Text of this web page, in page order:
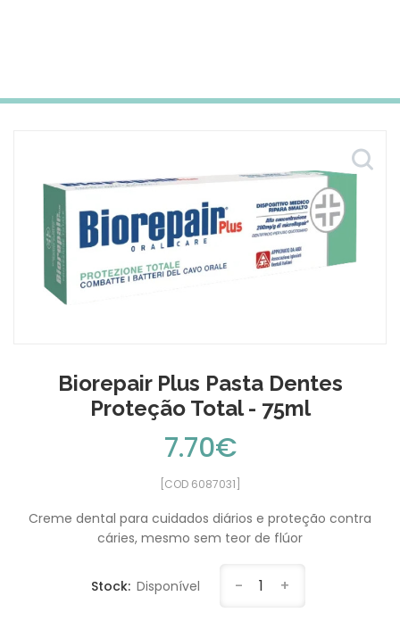
Biorepair Plus Pasta Dentes
Proteção Total - 75ml
7.70€
[COD 6087031]
Creme dental para cuidados diários e proteção contra
cáries, mesmo sem teor de flúor
Stock: Disponível - 1 +